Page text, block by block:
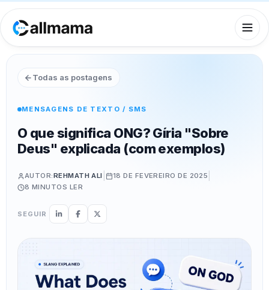
Todas as postagens
MENSAGENS DE TEXTO / SMS
O que significa ONG? Gíria "Sobre
Deus" explicada (com exemplos)
AUTOR:REHMATH ALI 18 DE FEVEREIRO DE 2025
8 MINUTOS LER
SEGUIR